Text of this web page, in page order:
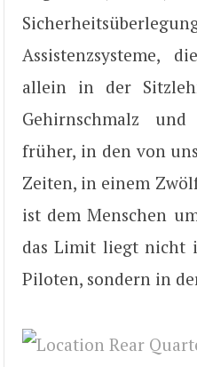
Assistenzsysteme,
allein in der
Gehirnschmalz
früher, in den von
Zeiten, in einem
ist dem Menschen
das Limit liegt nicht
Piloten, sondern in